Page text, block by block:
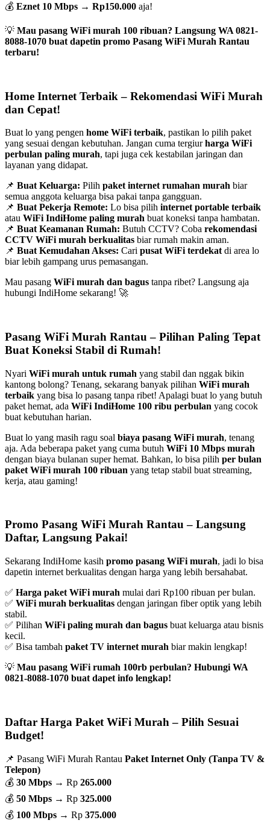
💰 Eznet 10 Mbps → Rp150.000 aja!
💡 Mau pasang WiFi murah 100 ribuan? Langsung WA 0821-
8088-1070 buat dapetin promo Pasang WiFi Murah Rantau
terbaru!
Home Internet Terbaik – Rekomendasi WiFi Murah
dan Cepat!
Buat lo yang pengen home WiFi terbaik, pastikan lo pilih paket
yang sesuai dengan kebutuhan. Jangan cuma tergiurharga WiFi
perbulan paling murah, tapi juga cek kestabilan jaringan dan
layanan yang didapat.
📌 Buat Keluarga: Pilih paket internet rumahan murah biar
semua anggota keluarga bisa pakai tanpa gangguan.
📌 Buat Pekerja Remote: Lo bisa pilih internet portable terbaik
atau WiFi IndiHome paling murah buat koneksi tanpa hambatan.
📌 Buat Keamanan Rumah: Butuh CCTV? Coba rekomendasi
CCTV WiFi murah berkualitas biar rumah makin aman.
📌 Buat Kemudahan Akses: Cari pusat WiFi terdekat di area lo
biar lebih gampang urus pemasangan.
Mau pasang WiFi murah dan bagus tanpa ribet? Langsung aja
hubungi IndiHome sekarang! 🚀
Pasang WiFi Murah Rantau – Pilihan Paling Tepat
Buat Koneksi Stabil di Rumah!
Nyari WiFi murah untuk rumah yang stabil dan nggak bikin
kantong bolong? Tenang, sekarang banyak pilihan WiFi murah
terbaik yang bisa lo pasang tanpa ribet! Apalagi buat lo yang butuh
paket hemat, ada WiFi IndiHome 100 ribu perbulan yang cocok
buat kebutuhan harian.
Buat lo yang masih ragu soal biaya pasang WiFi murah, tenang
aja. Ada beberapa paket yang cuma butuh WiFi 10 Mbps murah
dengan biaya bulanan super hemat. Bahkan, lo bisa pilih per bulan
paket WiFi murah 100 ribuan yang tetap stabil buat streaming,
kerja, atau gaming!
Promo Pasang WiFi Murah Rantau – Langsung
Daftar, Langsung Pakai!
Sekarang IndiHome kasih promo pasang WiFi murah, jadi lo bisa
dapetin internet berkualitas dengan harga yang lebih bersahabat.
✅ Harga paket WiFi murah mulai dari Rp100 ribuan per bulan.
✅ WiFi murah berkualitas dengan jaringan fiber optik yang lebih
stabil.
✅ Pilihan WiFi paling murah dan bagus buat keluarga atau bisnis
kecil.
✅ Bisa tambah paket TV internet murah biar makin lengkap!
💡 Mau pasang WiFi rumah 100rb perbulan? Hubungi WA
0821-8088-1070 buat dapet info lengkap!
Daftar Harga Paket WiFi Murah – Pilih Sesuai
Budget!
📌 Pasang WiFi Murah Rantau Paket Internet Only (Tanpa TV &
Telepon)
💰 30 Mbps → Rp 265.000
💰 50 Mbps → Rp 325.000
💰 100 Mbps → Rp 375.000